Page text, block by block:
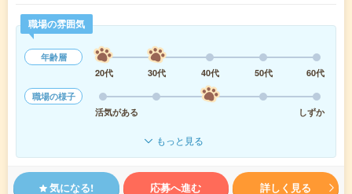
職場の雰囲気
年齢層
20代
30代 40代 50代
60代
職場の様子
活気がある
しずか
もっと見る
気になる! 応募へ進む 詳しく見る